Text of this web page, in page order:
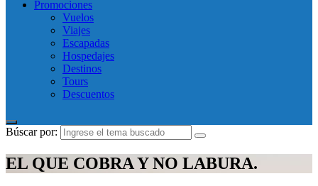
Promociones
Vuelos
Viajes
Escapadas
Hospedajes
Destinos
Tours
Descuentos
Búscar por:
EL QUE COBRA Y NO LABURA.